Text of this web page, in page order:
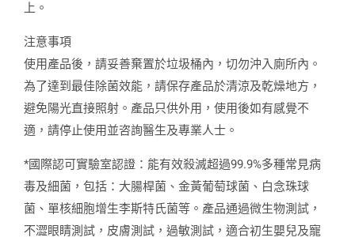
上。
注意事項
使用產品後，請妥善棄置於垃圾桶內，切勿沖入廁所內。
為了達到最佳除菌效能，請保存產品於清涼及乾燥地方，
避免陽光直接照射。產品只供外用，使用後如有感覺不
適，請停止使用並咨詢醫生及專業人士。
*國際認可實驗室認證：能有效殺滅超過99.9%多種常見病
毒及細菌，包括：大腸桿菌、金黃葡萄球菌、白念珠球
菌、單核細胞增生李斯特氏菌等。產品通過微生物測試，
不澀眼睛測試，皮膚測試，過敏測試，適合初生嬰兒及寵